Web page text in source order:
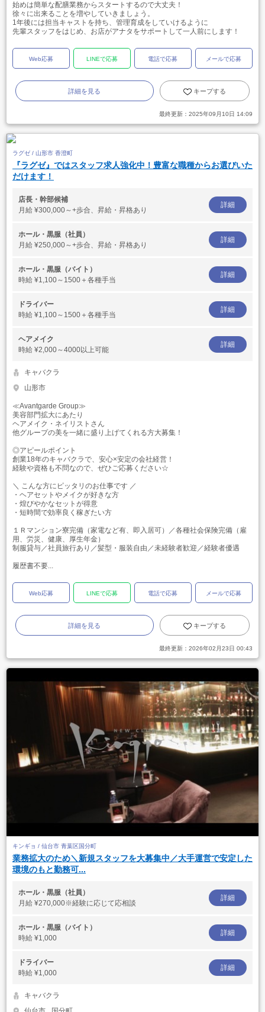
始めは簡単な配膳業務からスタートするので大丈夫！
徐々に出来ることを増やしていきましょう。
1年後には担当キャストを持ち、管理育成をしていけるように
先輩スタッフをはじめ、お店がアナタをサポートして一人前にします！
Web応募 LINEで応募 電話で応募 メールで応募
詳細を見る キープする
最終更新： 2025年09月10日 14:09
ラグゼ / 山形市 香澄町
『ラグゼ』ではスタッフ求人強化中！豊富な職種からお選びいた
だけます！
店長・幹部候補
月給 ¥300,000～+歩合、昇給・昇格あり
詳細
ホール・黒服（社員）
月給 ¥250,000～+歩合、昇給・昇格あり
詳細
ホール・黒服（バイト）
時給 ¥1,100～1500＋各種手当
詳細
ドライバー
時給 ¥1,100～1500＋各種手当
詳細
ヘアメイク
時給 ¥2,000～4000以上可能
詳細
キャバクラ
山形市
≪Avantgarde Group≫
美容部門拡大にあたり
ヘアメイク・ネイリストさん
他グループの美を一緒に盛り上げてくれる方大募集！
◎アピールポイント
創業18年のキャバクラで、安心×安定の会社経営！
経験や資格も不問なので、ぜひご応募ください☆
＼ こんな方にピッタリのお仕事です ／
・ヘアセットやメイクが好きな方
・煌びやかなセットが得意
・短時間で効率良く稼ぎたい方
１Ｒマンション寮完備（家電など有、即入居可）／各種社会保険完備（雇
用、労災、健康、厚生年金）
制服貸与／社員旅行あり／髪型・服装自由／未経験者歓迎／経験者優遇
履歴書不要...
Web応募 LINEで応募 電話で応募 メールで応募
詳細を見る キープする
最終更新： 2026年02月23日 00:43
キンギョ / 仙台市 青葉区国分町
業務拡大のため＼新規スタッフを大募集中／大手運営で安定した
環境のもと勤務可...
ホール・黒服（社員）
月給 ¥270,000※経験に応じて応相談
詳細
ホール・黒服（バイト）
時給 ¥1,000
詳細
ドライバー
時給 ¥1,000
詳細
キャバクラ